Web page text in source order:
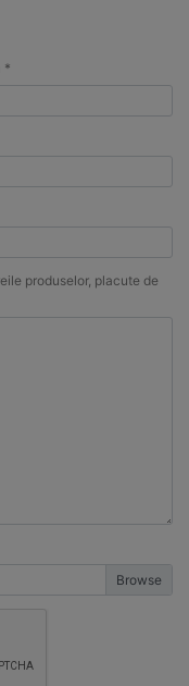
*
produselor, placute de